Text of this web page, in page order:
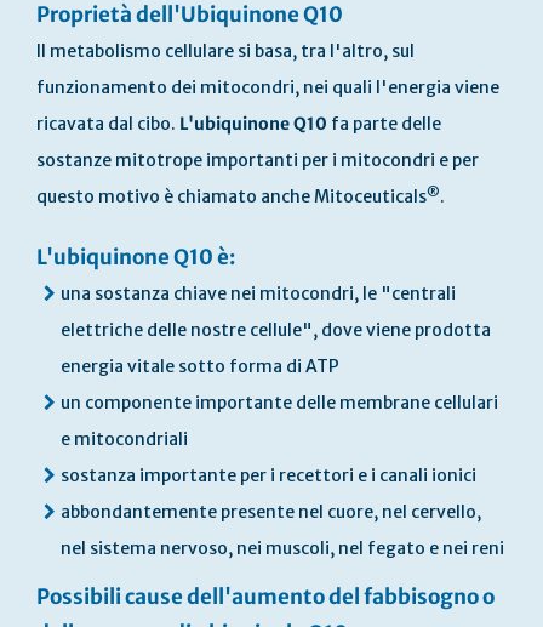
Proprietà dell'Ubiquinone Q10
Il metabolismo cellulare si basa, tra l'altro, sul
funzionamento dei mitocondri, nei quali l'energia viene
ricavata dal cibo. L'ubiquinone Q10 fa parte delle
sostanze mitotrope importanti per i mitocondri e per
questo motivo è chiamato anche Mitoceuticals®.
L'ubiquinone Q10 è:
una sostanza chiave nei mitocondri, le "centrali
elettriche delle nostre cellule", dove viene prodotta
energia vitale sotto forma di ATP
un componente importante delle membrane cellulari
e mitocondriali
sostanza importante per i recettori e i canali ionici
abbondantemente presente nel cuore, nel cervello,
nel sistema nervoso, nei muscoli, nel fegato e nei reni
Possibili cause dell'aumento del fabbisogno o